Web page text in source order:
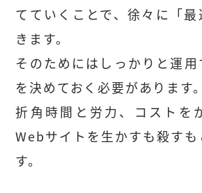
てていくことで、徐々に「
きます。
そのためにはしっかりと運
を決めておく必要があります。
折角時間と労力、コストを
Webサイトを生かすも殺す
す。